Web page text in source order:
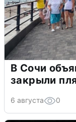
В Сочи
закрыли
6 августа 0